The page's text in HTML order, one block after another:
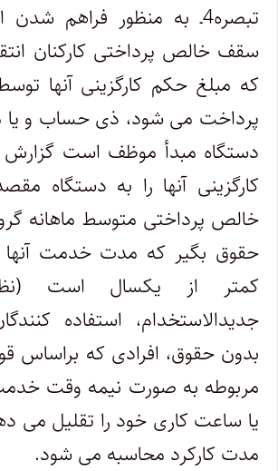
تبصره4ـ به منظور فراهم
سقف خالص پرداختی کارکنان
که مبلغ حکم کارگزینی آنها
پرداخت می شود، ذی حساب و یا
دستگاه مبدأ موظف است
کارگزینی آنها را به دستگاه
خالص پرداختی متوسط ماهانه
حقوق بگیر که مدت خدمت
کمتر از یکسال است
جدیدالاستخدام، استفاده
بدون حقوق، افرادی که براساس
مربوطه به صورت نیمه وقت
یا ساعت کاری خود را تقلیل می
مدت کارکرد محاسبه می شود.